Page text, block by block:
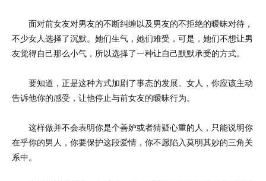
面对前女友对男友的不断纠缠以及男友的不拒绝的暧昧对待，
不少女人选择了沉默。她们生气，她们难受，可是，她们不想让男
友觉得自己那么小气，所以选择了一种让自己默默承受的方式。
要知道，正是这种方式加剧了事态的发展。女人，你应该主动
告诉他你的感受，让他停止与前女友的暧昧行为。
这样做并不会表明你是个善妒或者猜疑心重的人，只能说明你
在乎你的男人，你要保护这段爱情，你不愿陷入莫明其妙的三角关
系中。